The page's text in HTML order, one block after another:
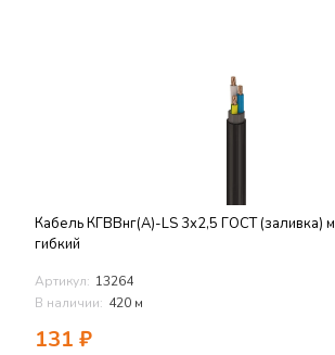
Кабель КГВВнг(А)-LS 3х2,5 ГОСТ (заливка)
гибкий
Артикул: 13264
В наличии: 420 м
131 ₽